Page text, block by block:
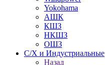
Yokohama
АШК
КШЗ
НКШЗ
ОШЗ
С/Х и Индустриальные
Назад